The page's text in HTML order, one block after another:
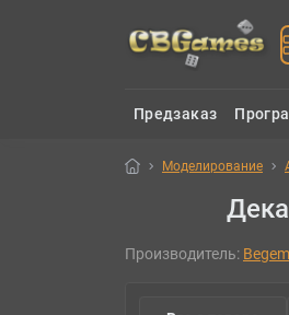
Предзаказ
Моделирование
Производитель: